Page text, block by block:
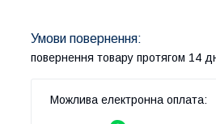
повернення товару протягом 14